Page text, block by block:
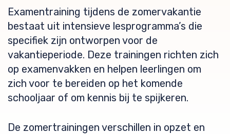
Examentraining tijdens de zomervakantie
bestaat uit intensieve lesprogramma’s die
specifiek zijn ontworpen voor de
vakantieperiode. Deze trainingen richten zich
op examenvakken en helpen leerlingen om
zich voor te bereiden op het komende
schooljaar of om kennis bij te spijkeren.
De zomertrainingen verschillen in opzet en